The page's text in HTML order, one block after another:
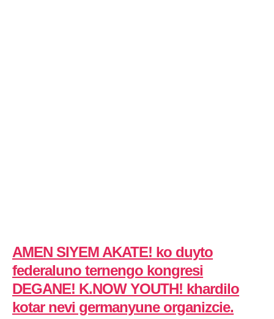
AMEN SIYEM AKATE! ko duyto
federaluno ternengo kongresi
DEGANE! K.NOW YOUTH! khardilo
kotar nevi germanyune organizcie.